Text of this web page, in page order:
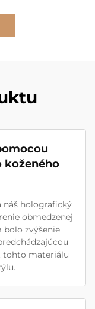
koženého
náš holografický
obmedzenej
bolo zvýšenie
tohto materiálu